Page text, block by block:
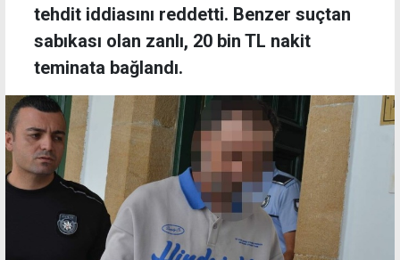
tehdit iddiasını reddetti. Benzer suçtan
sabıkası olan zanlı, 20 bin TL nakit
teminata bağlandı.